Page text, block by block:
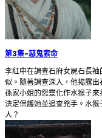
第3集-惡鬼索命
李紅中在調查石府女屍石長
似。隨著調查深入，他揭露
孫家小姐的怨靈化作水猴子來
決定保護她並追查兇手。水
人？